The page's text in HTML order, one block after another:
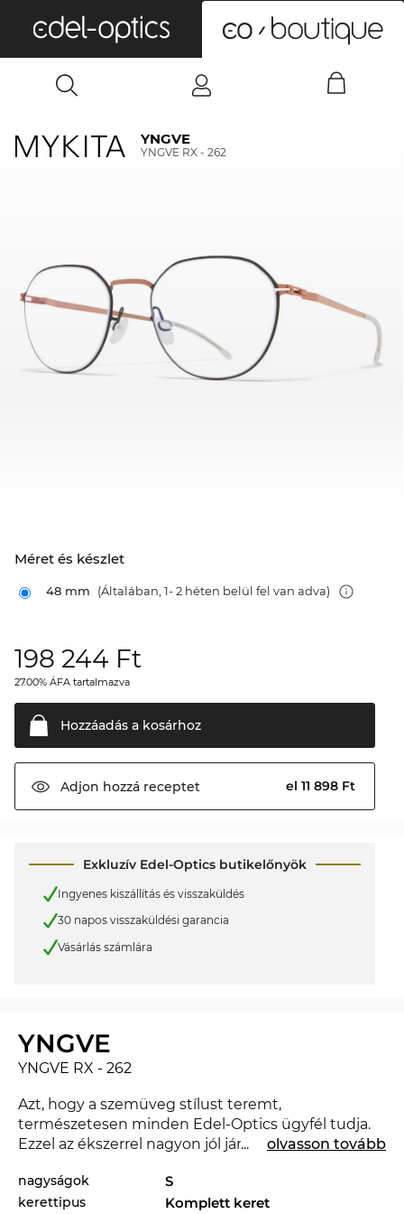
YNGVE
YNGVE RX - 262
Méret és készlet
48 mm (Általában, 1- 2 héten belül fel van adva)
198 244 Ft
27.00% ÁFA tartalmazva
Hozzáadás a kosárhoz
Adjon hozzá receptet el 11 898 Ft
Exkluzív Edel-Optics butikelőnyök
Ingyenes kiszállítás és visszaküldés
30 napos visszaküldési garancia
Vásárlás számlára
YNGVE
YNGVE RX - 262
Azt, hogy a szemüveg stílust teremt,
természetesen minden Edel-Optics ügyfél tudja.
Ezzel az ékszerrel nagyon jól jársz, és jó benyomást
YNGVE RX a 2026. évben teljesen új a piacon,
úgyhogy ezzel a szemüveggel teljesen korszerű
... olvasson tovább
nagyságok S
kerettipus Komplett keret